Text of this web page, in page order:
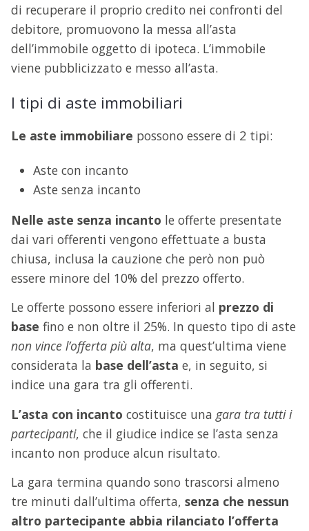
di recuperare il proprio credito nei confronti del
debitore, promuovono la messa all’asta
dell’immobile oggetto di ipoteca. L’immobile
viene pubblicizzato e messo all’asta.
I tipi di aste immobiliari
Le aste immobiliare possono essere di 2 tipi:
Aste con incanto
Aste senza incanto
Nelle aste senza incanto le offerte presentate
dai vari offerenti vengono effettuate a busta
chiusa, inclusa la cauzione che però non può
essere minore del 10% del prezzo offerto.
Le offerte possono essere inferiori al prezzo di
base fino e non oltre il 25%. In questo tipo di aste
non vince l’offerta più alta, ma quest’ultima viene
considerata la base dell’asta e, in seguito, si
indice una gara tra gli offerenti.
L’asta con incanto costituisce una gara tra tutti i
partecipanti, che il giudice indice se l’asta senza
incanto non produce alcun risultato.
La gara termina quando sono trascorsi almeno
tre minuti dall’ultima offerta, senza che nessun
altro partecipante abbia rilanciato l’offerta